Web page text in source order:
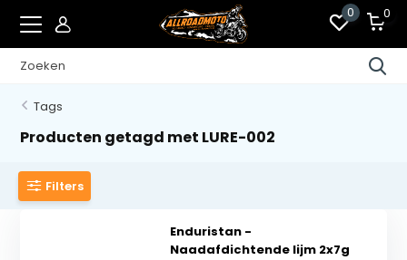
0 0
Tags
Producten getagd met LURE-002
Filters
Enduristan -
Naadafdichtende lijm 2x7g